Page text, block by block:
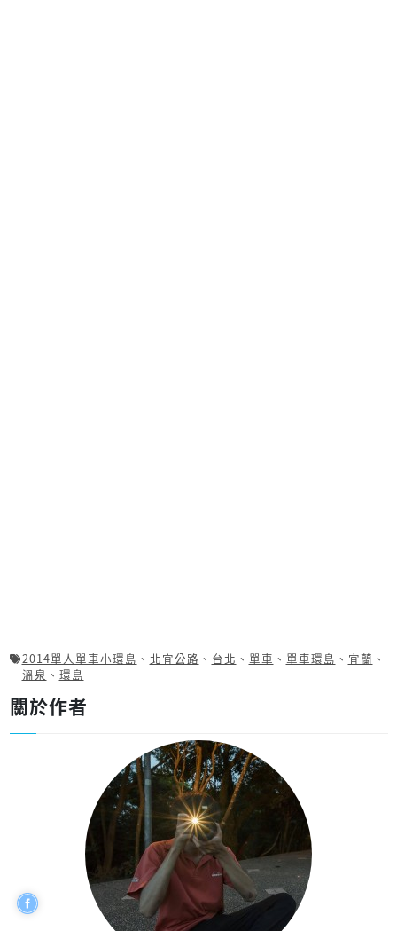
2014單人單車小環島 、 北宜公路 、 台北 、 單車 、 單車環島 、 宜蘭 、
溫泉 、 環島
關於作者